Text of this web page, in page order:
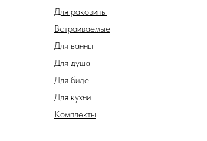
Встраиваемые
Для биде
Для ванны
Для душа
Для раковины
Для кухни
Комплекты